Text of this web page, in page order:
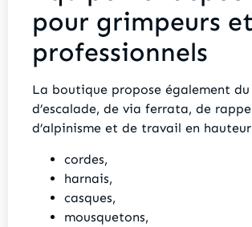
pour grimpeurs et
professionnels
La boutique propose également
d’escalade, de via ferrata, de
d’alpinisme et de travail en
cordes,
harnais,
casques,
mousquetons,